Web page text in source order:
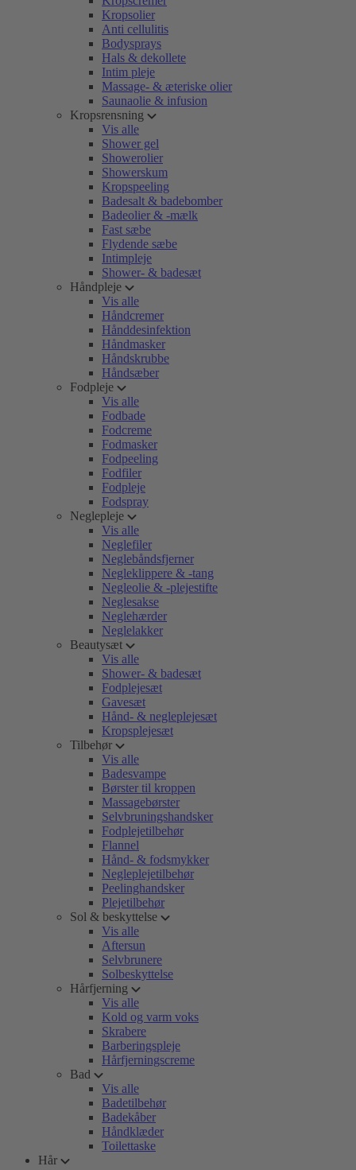
Kropsolier
Anti cellulitis
Bodysprays
Hals & dekollete
Intim pleje
Massage- & æteriske olier
Saunaolie & infusion
Kropsrensning
Vis alle
Shower gel
Showerolier
Showerskum
Kropspeeling
Badesalt & badebomber
Badeolier & -mælk
Fast sæbe
Flydende sæbe
Intimpleje
Shower- & badesæt
Håndpleje
Vis alle
Håndcremer
Hånddesinfektion
Håndmasker
Håndskrubbe
Håndsæber
Fodpleje
Vis alle
Fodbade
Fodcreme
Fodmasker
Fodpeeling
Fodfiler
Fodpleje
Fodspray
Neglepleje
Vis alle
Neglefiler
Neglebåndsfjerner
Negleklippere & -tang
Negleolie & -plejestifte
Neglesakse
Neglehærder
Neglelakker
Beautysæt
Vis alle
Shower- & badesæt
Fodplejesæt
Gavesæt
Hånd- & negleplejesæt
Kropsplejesæt
Tilbehør
Vis alle
Badesvampe
Børster til kroppen
Massagebørster
Selvbruningshandsker
Fodplejetilbehør
Flannel
Hånd- & fodsmykker
Negleplejetilbehør
Peelinghandsker
Plejetilbehør
Sol & beskyttelse
Vis alle
Aftersun
Selvbrunere
Solbeskyttelse
Hårfjerning
Vis alle
Kold og varm voks
Skrabere
Barberingspleje
Hårfjerningscreme
Bad
Vis alle
Badetilbehør
Badekåber
Håndklæder
Toilettaske
Hår